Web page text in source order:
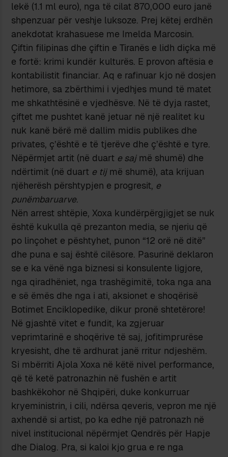
lekë (1.1 ml euro), nga të cilat 870,000 euro janë
shpenzuar për veshje luksoze. Prej këtej erdhën
anekdotat krahasuese me Imelda Marcosin.
Çiftin filipinas dhe çiftin e Tiranës e lidh diçka më
e fortë: krimi kundër kulturës. E provon aftësia e
kontabilistit financiar. Aq e rafinuar kjo në dosjen
hetimore, sa zbërthimi i vjedhjes mund të matet
me shkathtësinë e vjedhësve. Në të dyja rastet,
çiftet me pushtet kanë jetuar në një realitet ku
nuk kanë bërë më dallim midis publikes dhe
privates, ç’është e të tjerëve dhe ç’është e tyre.
Nëpërmjet artit (në duart e sajmë shumë) dhe
ndërtimit (në duart e tijmë shumë), ata krijuan
njëherësh përshtypjen e progresit, e
punëmbaruarve.
Nën arrest shtëpie, Xoxa kundërpërgjigjet se nuk
është kukulla që prezanton media, se njeriu që
po linçohet e pështyhet, punon “12 orë në ditë”
dhe puna e saj është cilësore. Pasurinë deklaron
se e ka vënë nga biznesi si konsulente ligjore,
nga qiradhëniet, nga trashëgimitë, toka nga ana
e së ëmës dhe nga i ati, aksionet e shoqërisë
Botimet Enciklopedike, dikur pronë shtetërore!
Në gjashtë vitet e fundit, ka zgjeruar
veprimtarinë e shoqërive të saj, jofitimprurëse
kryesisht, dhe të ardhurat janë rritur ndjeshëm.
Si mbërriti Ajola Xoxa në këtë nivel performance,
që të ketë patronazhin në fushën e artit
bashkëkohor në Shqipëri, duke konkurruar
kryeministrin, i cili, ndërsa qeveris, vepron me një
axhendë si artist, po ka edhe një patronazh në
nivel institucional nëpërmjet Qendrës për Hapje
dhe Dialog. Pra, si kaloi kjo grua e re nga